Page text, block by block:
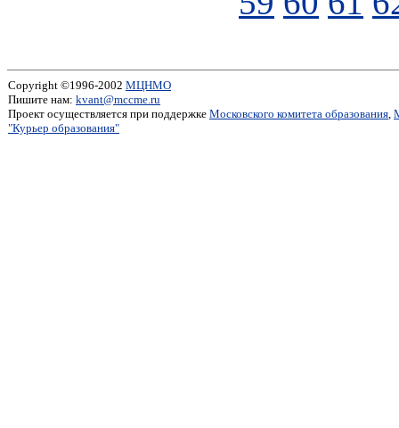
Copyright ©1996-2002 МЦНМО
Пишите нам: kvant@mccme.ru
Проект осуществляется при поддержке Московского комитета образования,
"Курьер образования"